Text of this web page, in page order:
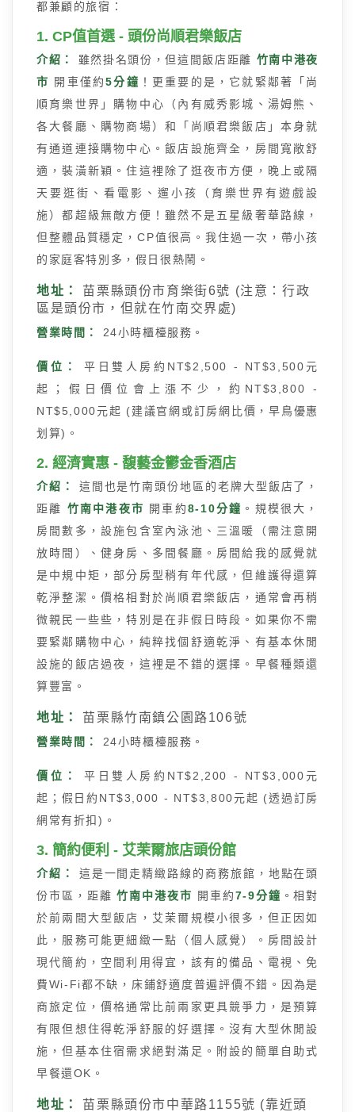
都兼顧的旅宿：
1. CP值首選 - 頭份尚順君樂飯店
介紹： 雖然掛名頭份，但這間飯店距離 竹南中港夜
市
開車僅約5分鐘 ！更重要的是，它就緊鄰著「尚
順育樂世界」購物中心（內有威秀影城、湯姆熊、
各大餐廳、購物商場）和「尚順君樂飯店」本身就
有通道連接購物中心。飯店設施齊全，房間寬敞舒
適，裝潢新穎。住這裡除了逛夜市方便，晚上或隔
天要逛街、看電影、遛小孩（育樂世界有遊戲設
施）都超級無敵方便！雖然不是五星級奢華路線，
但整體品質穩定，CP值很高。我住過一次，帶小孩
的家庭客特別多，假日很熱鬧。
地址：
苗栗縣頭份市育樂街6號 (注意：行政
區是頭份市，但就在竹南交界處)
營業時間： 24小時櫃檯服務。
價位：
平日雙人房約NT$2,500 - NT$3,500元
起；假日價位會上漲不少，約NT$3,800 -
NT$5,000元起 (建議官網或訂房網比價，早鳥優惠
划算)。
2. 經濟實惠 - 馥藝金鬱金香酒店
介紹：
這間也是竹南頭份地區的老牌大型飯店了，
距離 竹南中港夜市 開車約8-10分鐘 。規模很大，
房間數多，設施包含室內泳池、三溫暖（需注意開
放時間）、健身房、多間餐廳。房間給我的感覺就
是中規中矩，部分房型稍有年代感，但維護得還算
乾淨整潔。價格相對於尚順君樂飯店，通常會再稍
微親民一些些，特別是在非假日時段。如果你不需
要緊鄰購物中心，純粹找個舒適乾淨、有基本休閒
設施的飯店過夜，這裡是不錯的選擇。早餐種類還
算豐富。
地址： 苗栗縣竹南鎮公園路106號
營業時間： 24小時櫃檯服務。
價位：
平日雙人房約NT$2,200 - NT$3,000元
起；假日約NT$3,000 - NT$3,800元起 (透過訂房
網常有折扣)。
3. 簡約便利 - 艾茉爾旅店頭份館
介紹：
這是一間走精緻路線的商務旅館，地點在頭
份市區，距離竹南中港夜市 開車約7-9分鐘 。相對
於前兩間大型飯店，艾茉爾規模小很多，但正因如
此，服務可能更細緻一點（個人感覺）。房間設計
現代簡約，空間利用得宜，該有的備品、電視、免
費Wi-Fi都不缺，床鋪舒適度普遍評價不錯。因為是
商旅定位，價格通常比前兩家更具競爭力，是預算
有限但想住得乾淨舒服的好選擇。沒有大型休閒設
施，但基本住宿需求絕對滿足。附設的簡單自助式
早餐還OK。
地址：
苗栗縣頭份市中華路1155號 (靠近頭